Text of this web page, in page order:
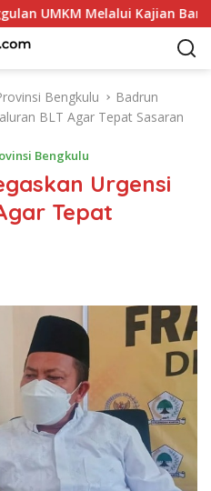
UMKM Melalui Kajian Bank
Bengkulu
Badrun
BLT Agar Tepat Sasaran
Bengkulu
Urgensi
Tepat